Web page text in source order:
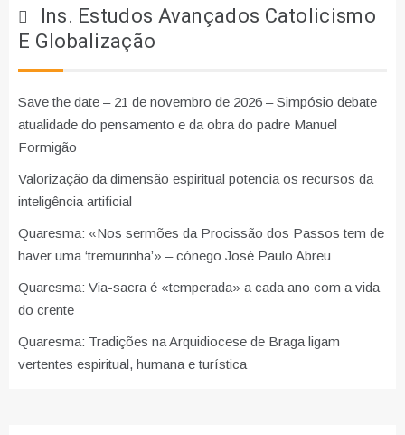
Ins. Estudos Avançados Catolicismo
E Globalização
Save the date – 21 de novembro de 2026 – Simpósio debate
atualidade do pensamento e da obra do padre Manuel
Formigão
Valorização da dimensão espiritual potencia os recursos da
inteligência artificial
Quaresma: «Nos sermões da Procissão dos Passos tem de
haver uma ‘tremurinha’» – cónego José Paulo Abreu
Quaresma: Via-sacra é «temperada» a cada ano com a vida
do crente
Quaresma: Tradições na Arquidiocese de Braga ligam
vertentes espiritual, humana e turística